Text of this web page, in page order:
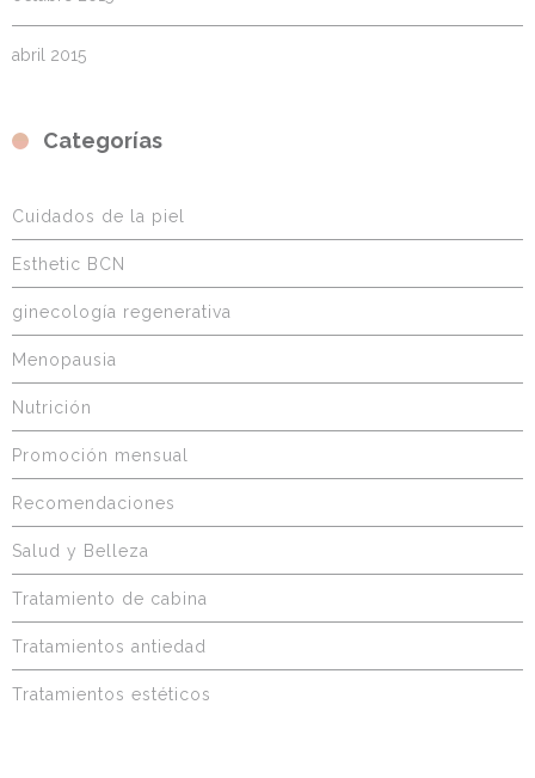
abril 2015
Categorías
Cuidados de la piel
Esthetic BCN
ginecología regenerativa
Menopausia
Nutrición
Promoción mensual
Recomendaciones
Salud y Belleza
Tratamiento de cabina
Tratamientos antiedad
Tratamientos estéticos